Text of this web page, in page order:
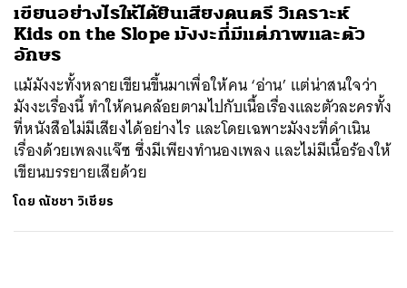
เขียนอย่างไรให้ได้ยินเสียงดนตรี วิเคราะห์
Kids on the Slope มังงะที่มีแต่ภาพและตัว
อักษร
แม้มังงะทั้งหลายเขียนขึ้นมาเพื่อให้คน ‘อ่าน’ แต่น่าสนใจว่า
มังงะเรื่องนี้ ทำให้คนคล้อยตามไปกับเนื้อเรื่องและตัวละครทั้ง
ที่หนังสือไม่มีเสียงได้อย่างไร และโดยเฉพาะมังงะที่ดำเนิน
เรื่องด้วยเพลงแจ๊ซ ซึ่งมีเพียงทำนองเพลง และไม่มีเนื้อร้องให้
เขียนบรรยายเสียด้วย
โดย ณัชชา วิเชียร